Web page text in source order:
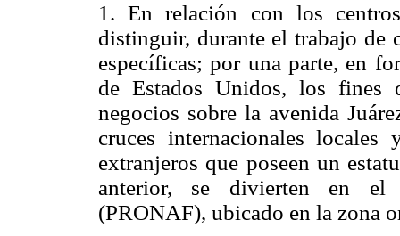
1. En relación con los
distinguir, durante el trabajo de
específicas; por una parte, en
de Estados Unidos, los fines
negocios sobre la avenida
cruces internacionales
extranjeros que poseen un
anterior, se divierten en el
(PRONAF), ubicado en la zona